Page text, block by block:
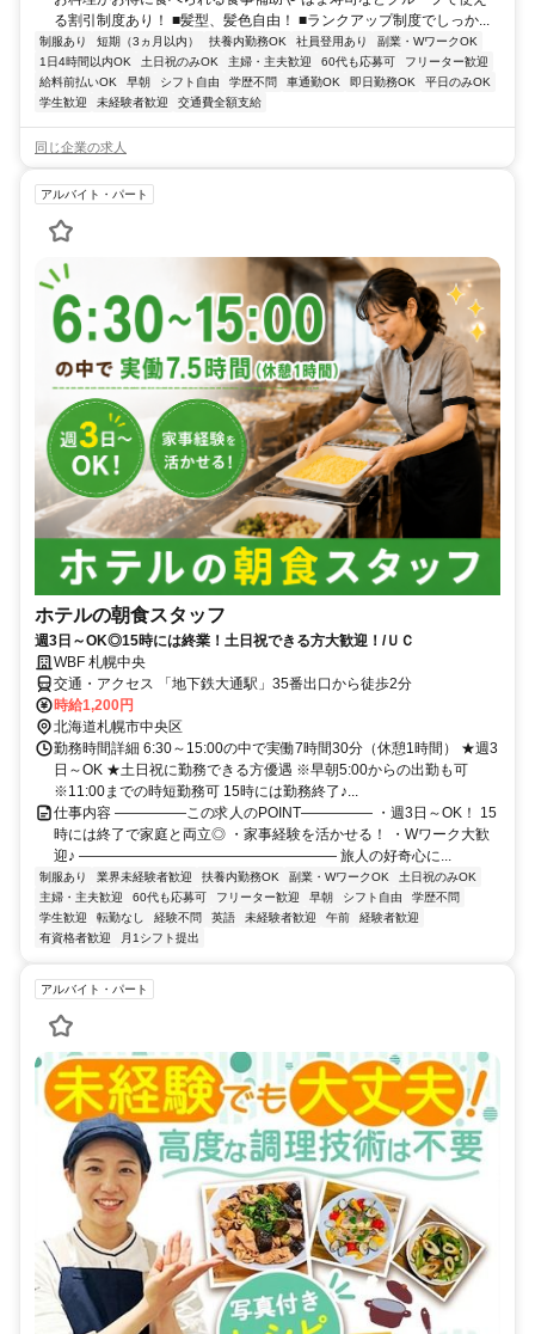
る割引制度あり！ ■髪型、髪色自由！ ■ランクアップ制度でしっか...
制服あり 短期（3ヵ月以内） 扶養内勤務OK 社員登用あり
副業・WワークOK
1日4時間以内OK
土日祝のみOK 主婦・主夫歓迎 60代も応募可
フリーター歓迎
給料前払いOK
早朝 シフト自由 学歴不問 車通勤OK 即日勤務OK
平日のみOK
学生歓迎
未経験者歓迎 交通費全額支給
同じ企業の求人
アルバイト・パート
ホテルの朝食スタッフ
週3日～OK◎15時には終業！土日祝できる方大歓迎！/ＵＣ
WBF 札幌中央
交通・アクセス 「地下鉄大通駅」35番出口から徒歩2分
時給1,200円
北海道札幌市中央区
勤務時間詳細 6:30～15:00の中で実働7時間30分（休憩1時間） ★週3
日～OK ★土日祝に勤務できる方優遇 ※早朝5:00からの出勤も可
※11:00までの時短勤務可 15時には勤務終了♪...
仕事内容 ―――――この求人のPOINT――――― ・週3日～OK！ 15
時には終了で家庭と両立◎ ・家事経験を活かせる！ ・Wワーク大歓
迎♪ ―――――――――――――――――― 旅人の好奇心に...
制服あり 業界未経験者歓迎 扶養内勤務OK 副業・WワークOK
土日祝のみOK
主婦・主夫歓迎
60代も応募可 フリーター歓迎 早朝 シフト自由
学歴不問
学生歓迎
転勤なし 経験不問 英語 未経験者歓迎 午前
経験者歓迎
有資格者歓迎
月1シフト提出
アルバイト・パート